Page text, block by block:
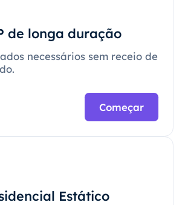
de longa duração
necessários sem receio de
Começar
Estático